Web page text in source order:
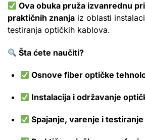
Ova obuka pruža izvanrednu
praktičnih znanja iz oblasti
testiranja optičkih kablova.
Šta ćete naučiti?
Osnove fiber optičke
Instalacija i održavanje
Spajanje, varenje i